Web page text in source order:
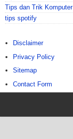
Tips dan Trik Komputer
tips spotify
Disclaimer
Privacy Policy
Sitemap
Contact Form